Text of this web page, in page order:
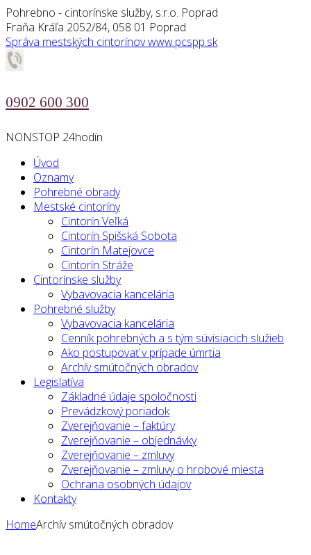
Pohrebno - cintorínske služby, s.r.o. Poprad
Fraňa Kráľa 2052/84, 058 01 Poprad
Správa mestských cintorínovwww.pcspp.sk
0902 600 300
NONSTOP 24hodín
Úvod
Oznamy
Pohrebné obrady
Mestské cintoríny
Cintorín Veľká
Cintorín Spišská Sobota
Cintorín Matejovce
Cintorín Stráže
Cintorínske služby
Vybavovacia kancelária
Pohrebné služby
Vybavovacia kancelária
Cenník pohrebných a s tým súvisiacich služieb
Ako postupovať v prípade úmrtia
Archív smútočných obradov
Legislatíva
Základné údaje spoločnosti
Prevádzkový poriadok
Zverejňovanie – faktúry
Zverejňovanie – objednávky
Zverejňovanie – zmluvy
Zverejňovanie – zmluvy o hrobové miesta
Ochrana osobných údajov
Kontakty
HomeArchív smútočných obradov